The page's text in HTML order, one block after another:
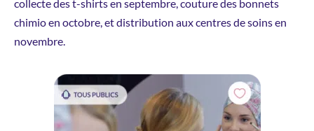
collecte des t-shirts en septembre, couture des bonnets
chimio en octobre, et distribution aux centres de soins en
novembre.